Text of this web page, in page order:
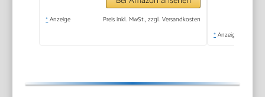
* Anzeige Preis inkl. MwSt., zzgl. Versandkosten
* Anzeige